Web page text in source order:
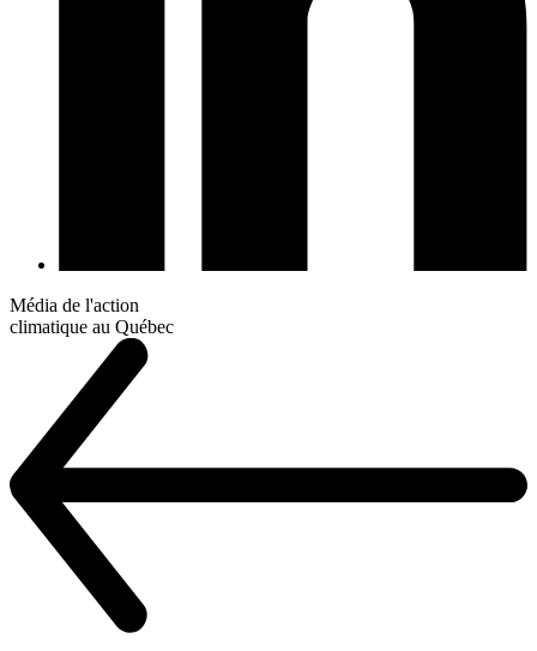
Média de l'action
climatique au Québec